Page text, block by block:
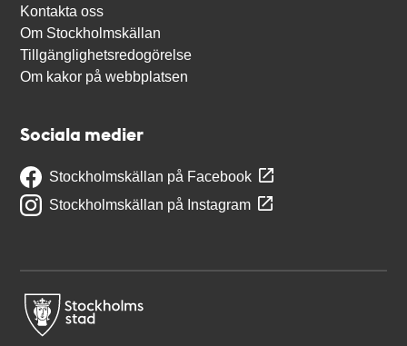
Kontakta oss
Om Stockholmskällan
Tillgänglighetsredogörelse
Om kakor på webbplatsen
Sociala medier
Stockholmskällan på Facebook
Stockholmskällan på Instagram